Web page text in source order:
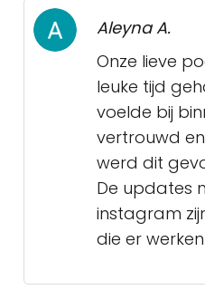
Aleyna A.
Onze lieve
leuke tijd
voelde bij
vertrouwd
werd dit
De updates
instagram
die er